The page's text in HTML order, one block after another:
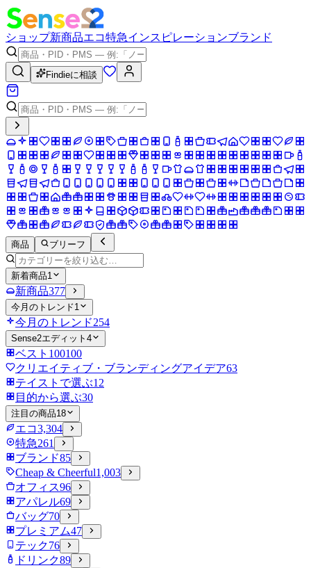
ショップ新商品エコ特急インスピレーションブランド
Findieに相談
商品 ブリーフ
新着商品1
新商品377
今月のトレンド1
今月のトレンド254
Sense2エディット 4
ベスト100100
クリエイティブ・ブランディングアイデア63
テイストで選ぶ12
目的から選ぶ30
注目の商品18
エコ3,304
特急261
ブランド85
Cheap & Cheerful1,003
オフィス96
アパレル69
バッグ70
プレミアム47
テック76
ドリンク89